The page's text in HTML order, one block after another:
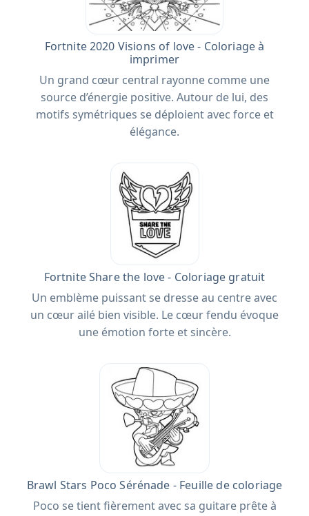
Fortnite 2020 Visions of love - Coloriage à
imprimer
Un grand cœur central rayonne comme une
source d’énergie positive. Autour de lui, des
motifs symétriques se déploient avec force et
élégance.
Fortnite Share the love - Coloriage gratuit
Un emblème puissant se dresse au centre avec
un cœur ailé bien visible. Le cœur fendu évoque
une émotion forte et sincère.
Brawl Stars Poco Sérénade - Feuille de coloriage
Poco se tient fièrement avec sa guitare prête à